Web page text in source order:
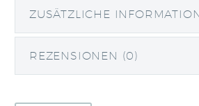
ZUSÄTZLICHE
REZENSIONEN (0)